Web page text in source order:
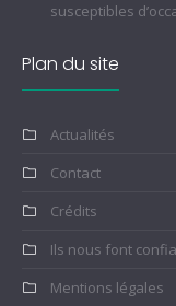
susceptibles
Plan du site
Actualités
Contact
Crédits
Ils nous font
Mentions légales